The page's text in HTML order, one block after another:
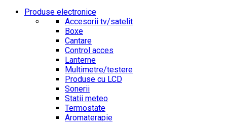
Produse electronice
Accesorii tv/satelit
Boxe
Cantare
Control acces
Lanterne
Multimetre/testere
Produse cu LCD
Sonerii
Statii meteo
Termostate
Aromaterapie